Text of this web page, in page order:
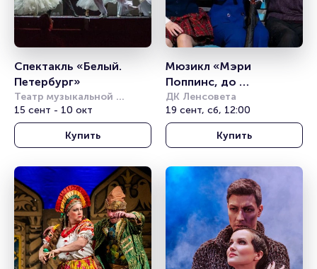
Спектакль «Белый.
Петербург»
Театр музыкальной
комедии (СПБ)
15 сент - 10 окт
Купить
Мюзикл «Мэри
Поппинс, до
свидания!» (Театр
«Карамболь»)
ДК Ленсовета
19 сент, сб, 12:00
Купить